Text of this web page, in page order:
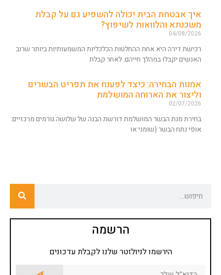
איך אבטחת הבית יכולה להשפיע גם על קבלת
משכנתא והלוואות לשיפוץ?
04/08/2026
רכישת דירה היא אחת ההחלטות הכלכליות המשמעותיות ביותר שרוב
האנשים יקבלו במהלך חייהם. לאחר קבלת
אמנות הבחירה: כיצד לפענח את תפריט הבשרים
וליצור את הארוחה המושלמת
02/07/2026
בחירת מנת הבשר המושלמת דורשת הבנה של שלושה גורמים מרכזיים:
אופי נתח הבשר (שומני או
הרשמה
הירשמו לניולזטר שלנו לקבלת עדכונים